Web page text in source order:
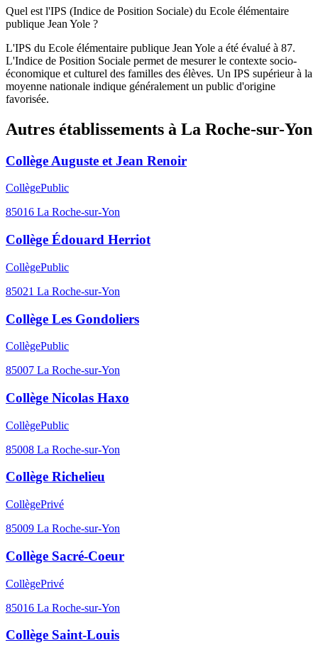
Quel est l'IPS (Indice de Position Sociale) du Ecole élémentaire
publique Jean Yole ?
L'IPS du Ecole élémentaire publique Jean Yole a été évalué à 87.
L'Indice de Position Sociale permet de mesurer le contexte socio-
économique et culturel des familles des élèves. Un IPS supérieur à la
moyenne nationale indique généralement un public d'origine
favorisée.
Autres établissements à La Roche-sur-Yon
Collège Auguste et Jean Renoir
CollègePublic
85016 La Roche-sur-Yon
Collège Édouard Herriot
CollègePublic
85021 La Roche-sur-Yon
Collège Les Gondoliers
CollègePublic
85007 La Roche-sur-Yon
Collège Nicolas Haxo
CollègePublic
85008 La Roche-sur-Yon
Collège Richelieu
CollègePrivé
85009 La Roche-sur-Yon
Collège Sacré-Coeur
CollègePrivé
85016 La Roche-sur-Yon
Collège Saint-Louis